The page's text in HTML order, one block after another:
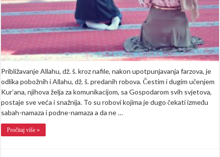
Približavanje Allahu, dž. š. kroz nafile, nakon upotpunjavanja farzova, je
odlika pobožnih i Allahu, dž. š. predanih robova. Čestim i dugim učenjem
Kur’ana, njihova želja za komunikacijom, sa Gospodarom svih svjetova,
postaje sve veća i snažnija. To su robovi kojima je dugo čekati između
sabah-namaza i podne-namaza a da ne …
Pročitaj više »